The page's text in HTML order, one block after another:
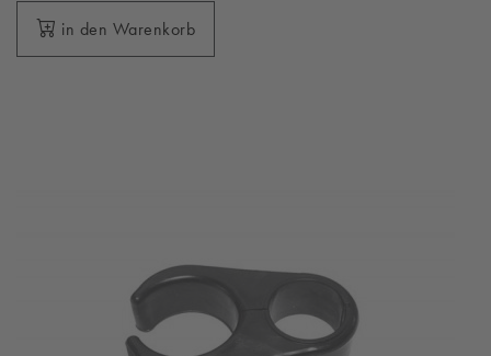
in den Warenkorb